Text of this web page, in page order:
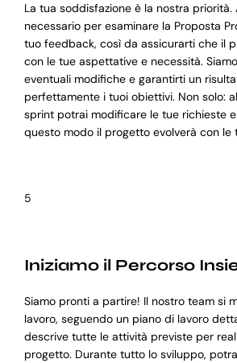
La tua soddisfazione è la nostra priorità.
necessario per esaminare la Proposta
tuo feedback, così da assicurarti che il
con le tue aspettative e necessità.
eventuali modifiche e garantirti un
perfettamente i tuoi obiettivi. Non solo:
sprint potrai modificare le tue richieste
questo modo il progetto evolverà con le
5
Iniziamo il Percorso
Siamo pronti a partire! Il nostro team si
lavoro, seguendo un piano di lavoro
descrive tutte le attività previste per
progetto. Durante tutto lo sviluppo,